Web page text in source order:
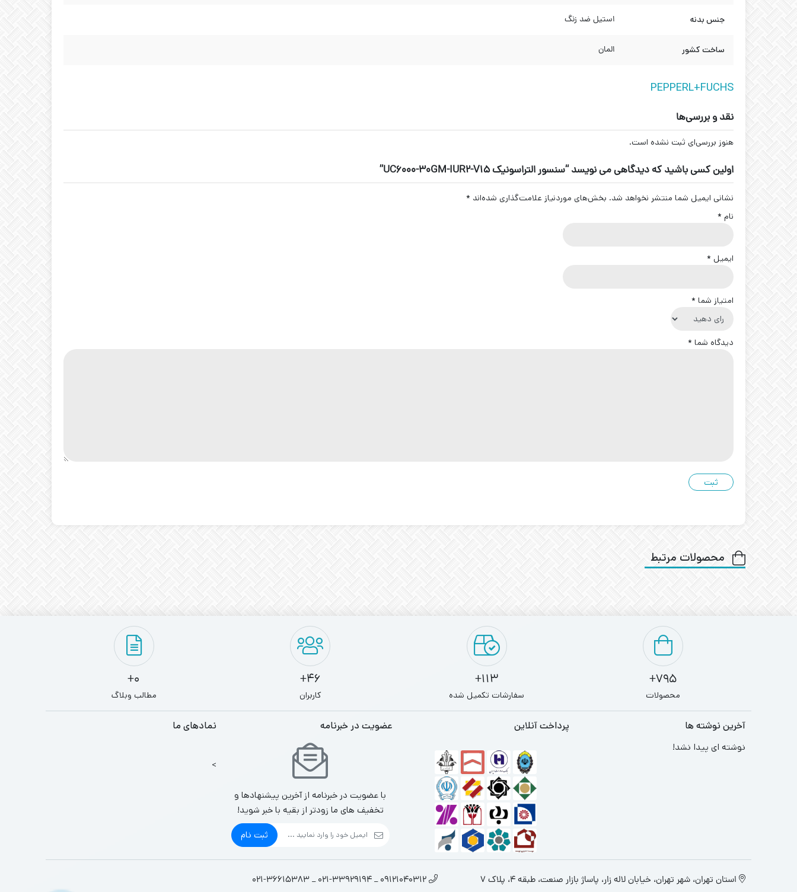
جنس بدنه استیل ضد زنگ
ساخت کشور المان
PEPPERL+FUCHS
نقد و بررسی‌ها
هنوز بررسی‌ای ثبت نشده است.
اولین کسی باشید که دیدگاهی می نویسد “سنسور التراسونیک UC6000-30GM-IUR2-V15”
نشانی ایمیل شما منتشر نخواهد شد. بخش‌های موردنیاز علامت‌گذاری شده‌اند *
نام *
ایمیل *
امتیاز شما *
دیدگاه شما *
محصولات مرتبط
795+
محصولات
113+
سفارشات تکمیل شده
46+
کاربران
0+
مطالب وبلاگ
آخرین نوشته ها
نوشته ای پیدا نشد!
پرداخت آنلاین عضویت در خبرنامه
با عضویت در خبرنامه از آخرین پیشنهادها و
تخفیف های ما زودتر از بقیه با خبر شوید!
ثبت نام
نمادهای ما
>
استان تهران، شهر تهران، خیابان لاله زار، پاساژ بازار صنعت، طبقه 4، پلاک 7 09121040312 _ 021-33929194 _ 021-36615383